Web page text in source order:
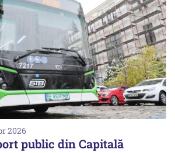
2026
public din Capitală